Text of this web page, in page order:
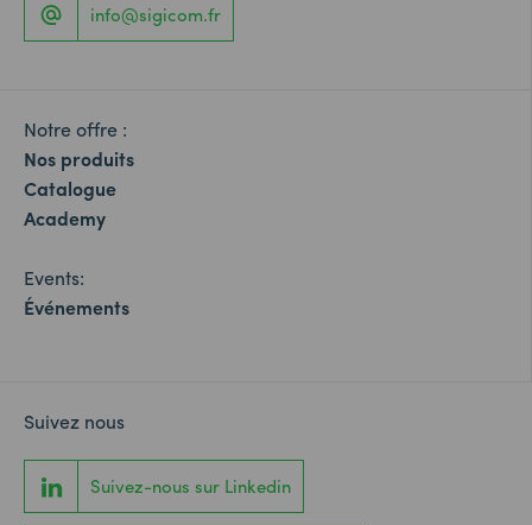
info@sigicom.fr
Notre offre :
Nos produits
Catalogue
Academy
Events:
Événements
Suivez nous
Suivez-nous sur Linkedin